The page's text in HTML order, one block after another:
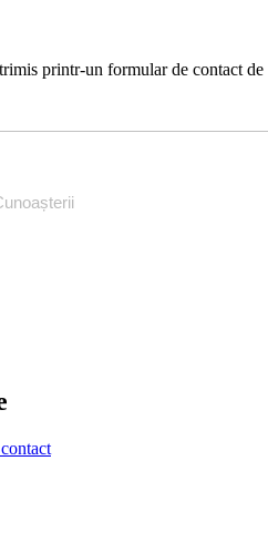
printr-un formular de contact